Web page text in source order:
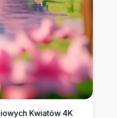
Kwiatów 4K